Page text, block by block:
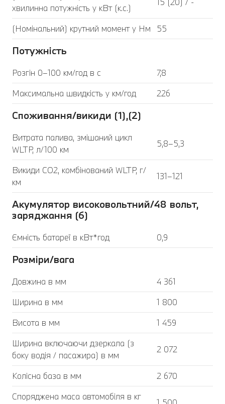
хвилинна потужність у кВт (к.с.)
(Номінальний) крутний момент у Нм 55
Потужність
Розгін 0–100 км/год в с
7,8
Максимальна швидкість у км/год
226
Споживання/викиди (1),(2)
Витрата палива, змішаний цикл
WLTP, л/100 км
5,8–5,3
Викиди CO2, комбінований WLTP, г/
км
131–121
Акумулятор високовольтний/48 вольт,
заряджання (6)
Ємність батареї в кВт*год 0,9
Розміри/вага
Довжина в мм
4 361
Ширина в мм
1 800
Висота в мм
1 459
Ширина включаючи дзеркала (з
боку водія / пасажира) в мм
2 072
Колісна база в мм
2 670
Споряджена маса автомобіля в кг